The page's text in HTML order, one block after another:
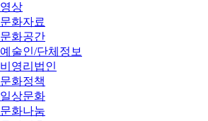
영상
문화자료
문화공간
예술인/단체정보
비영리법인
문화정책
일상문화
문화나눔